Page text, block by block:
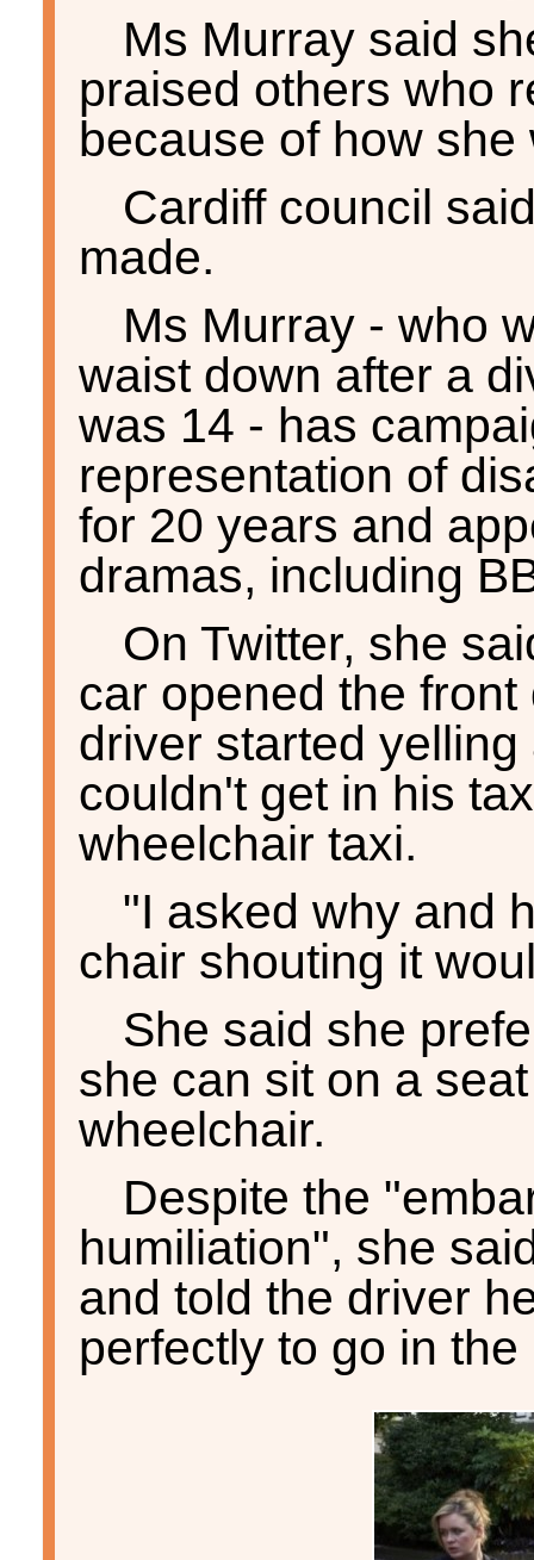
Ms Murray said
praised others who
because of how she
Cardiff council
made.
Ms Murray - who
waist down after a
was 14 - has
representation of
for 20 years and
dramas, including
On Twitter, she
car opened the
driver started
couldn't get in his
wheelchair taxi.
"I asked why and
chair shouting it
She said she
she can sit on a
wheelchair.
Despite the
humiliation", she
and told the driver
perfectly to go in the